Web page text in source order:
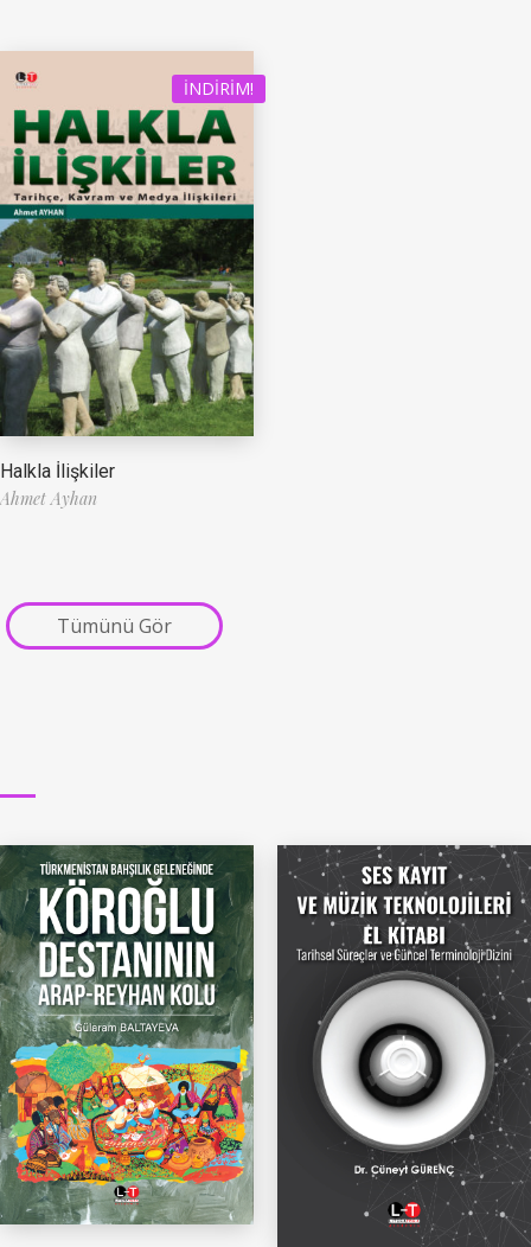
İNDIRIM!
Halkla İlişkiler
Ahmet Ayhan
Tümünü Gör